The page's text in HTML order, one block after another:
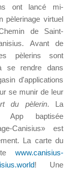
ont lancé mi-
pèlerinage virtuel
de Saint-
Avant de
pèlerins sont
se rendre dans
d'applications
se munir de leur
du pèlerin. La
App baptisée
Canisius» est
La carte du
www.canisius-
! Une